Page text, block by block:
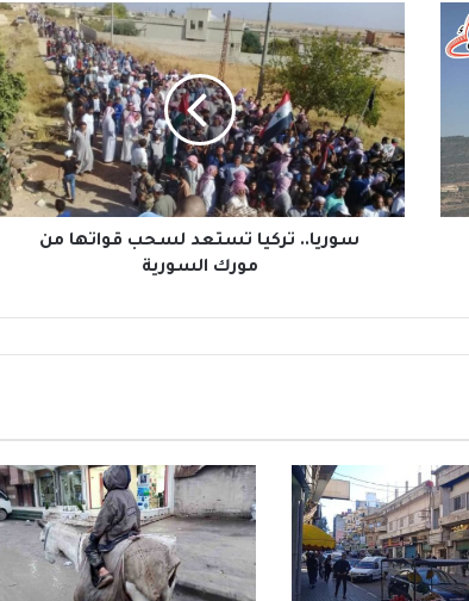
و
ي
ا
.
.
ت
ر
ت
ل
ح
ب
ق
و
ا
سوريا.. تركيا تستعد لسحب قواتها من
مورك السورية